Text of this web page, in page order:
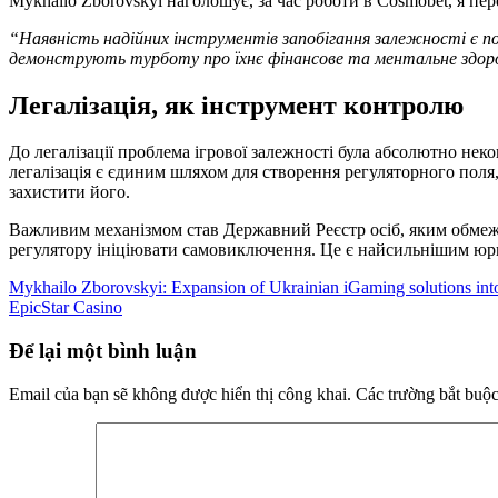
“Наявність надійних інструментів запобігання залежності
демонструють турботу про їхнє фінансове та ментальне
Легалізація, як інструмент контролю
До легалізації проблема ігрової залежності була абсолютно
легалізація є єдиним шляхом для створення регуляторного
захистити його.
Важливим механізмом став Державний Реєстр осіб, яким
регулятору ініціювати самовиключення. Це є найсильнішим
Mykhailo Zborovskyi: Expansion of Ukrainian iGaming solutions
EpicStar Casino
Để lại một bình luận
Email của bạn sẽ không được hiển thị công khai. Các trường bắt